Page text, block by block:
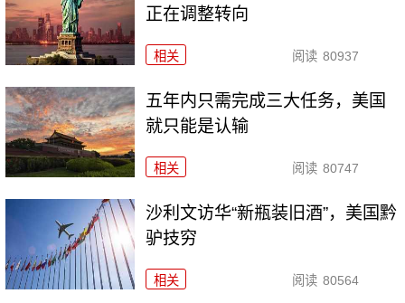
正在调整转向
相关 阅读 80937
五年内只需完成三大任务，美国
就只能是认输
相关 阅读 80747
沙利文访华“新瓶装旧酒”，美国黔
驴技穷
相关 阅读 80564